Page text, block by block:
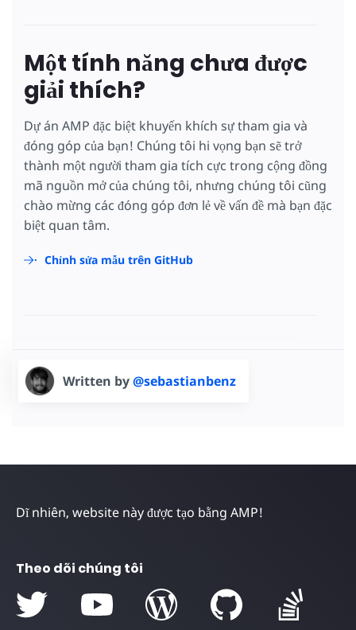
Một tính năng chưa được
giải thích?
Dự án AMP đặc biệt khuyến khích sự tham gia và
đóng góp của bạn! Chúng tôi hi vọng bạn sẽ trở
thành một người tham gia tích cực trong cộng đồng
mã nguồn mở của chúng tôi, nhưng chúng tôi cũng
chào mừng các đóng góp đơn lẻ về vấn đề mà bạn đặc
biệt quan tâm.
Chỉnh sửa mẫu trên GitHub
Written by@sebastianbenz
Dĩ nhiên, website này được tạo bằng AMP!
Theo dõi chúng tôi